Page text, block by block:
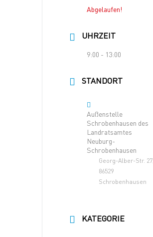
Abgelaufen!
UHRZEIT
9:00 - 13:00
STANDORT
Außenstelle
Schrobenhausen des
Landratsamtes
Neuburg-
Schrobenhausen
Georg-Alber-Str. 27,
86529
Schrobenhausen
KATEGORIE